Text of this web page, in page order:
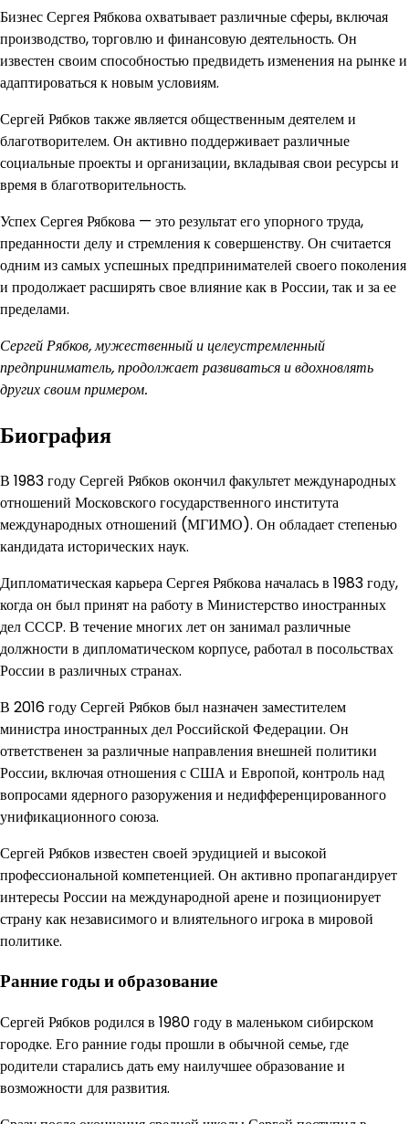
Бизнес Сергея Рябкова охватывает различные сферы, включая
производство, торговлю и финансовую деятельность. Он
известен своим способностью предвидеть изменения на рынке и
адаптироваться к новым условиям.
Сергей Рябков также является общественным деятелем и
благотворителем. Он активно поддерживает различные
социальные проекты и организации, вкладывая свои ресурсы и
время в благотворительность.
Успех Сергея Рябкова — это результат его упорного труда,
преданности делу и стремления к совершенству. Он считается
одним из самых успешных предпринимателей своего поколения
и продолжает расширять свое влияние как в России, так и за ее
пределами.
Сергей Рябков, мужественный и целеустремленный
предприниматель, продолжает развиваться и вдохновлять
других своим примером.
Биография
В 1983 году Сергей Рябков окончил факультет международных
отношений Московского государственного института
международных отношений (МГИМО). Он обладает степенью
кандидата исторических наук.
Дипломатическая карьера Сергея Рябкова началась в 1983 году,
когда он был принят на работу в Министерство иностранных
дел СССР. В течение многих лет он занимал различные
должности в дипломатическом корпусе, работал в посольствах
России в различных странах.
В 2016 году Сергей Рябков был назначен заместителем
министра иностранных дел Российской Федерации. Он
ответственен за различные направления внешней политики
России, включая отношения с США и Европой, контроль над
вопросами ядерного разоружения и недифференцированного
унификационного союза.
Сергей Рябков известен своей эрудицией и высокой
профессиональной компетенцией. Он активно пропагандирует
интересы России на международной арене и позиционирует
страну как независимого и влиятельного игрока в мировой
политике.
Ранние годы и образование
Сергей Рябков родился в 1980 году в маленьком сибирском
городке. Его ранние годы прошли в обычной семье, где
родители старались дать ему наилучшее образование и
возможности для развития.